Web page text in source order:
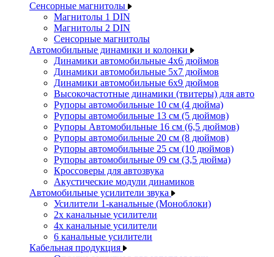
Сенсорные магнитолы
Магнитолы 1 DIN
Магнитолы 2 DIN
Сенсорные магнитолы
Автомобильные динамики и колонки
Динамики автомобильные 4x6 дюймов
Динамики автомобильные 5x7 дюймов
Динамики автомобильные 6x9 дюймов
Высокочастотные динамики (твитеры) для авто
Рупоры автомобильные 10 см (4 дюйма)
Рупоры автомобильные 13 см (5 дюймов)
Рупоры Автомобильные 16 см (6,5 дюймов)
Рупоры автомобильные 20 см (8 дюймов)
Рупоры автомобильные 25 см (10 дюймов)
Рупоры автомобильные 09 см (3,5 дюйма)
Кроссоверы для автозвука
Акустические модули динамиков
Автомобильные усилители звука
Усилители 1-канальные (Моноблоки)
2х канальные усилители
4х канальные усилители
6 канальные усилители
Кабельная продукция